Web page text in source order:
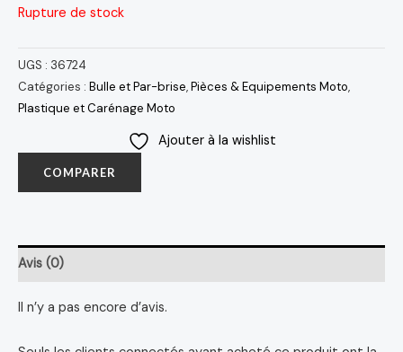
Rupture de stock
UGS : 36724
Catégories : Bulle et Par-brise,Pièces & Equipements Moto,
Plastique et Carénage Moto
Ajouter à la wishlist
COMPARER
Avis (0)
Il n’y a pas encore d’avis.